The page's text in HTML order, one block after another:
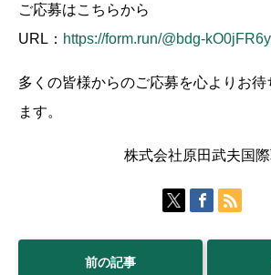
ご応募はこちらから
URL： https://form.run/@bdg-
多くの皆様からのご応募を心よりお待
ます。
株式会社原田武夫国
前の記事